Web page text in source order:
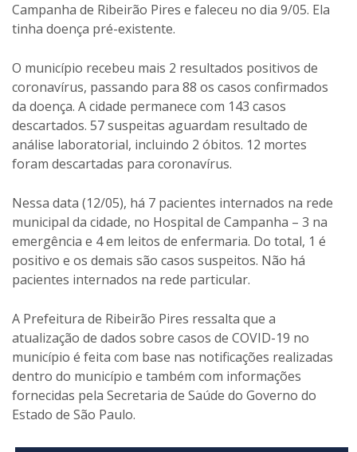
Campanha de Ribeirão Pires e faleceu no dia 9/05. Ela
tinha doença pré-existente.
O município recebeu mais 2 resultados positivos de
coronavírus, passando para 88 os casos confirmados
da doença. A cidade permanece com 143 casos
descartados. 57 suspeitas aguardam resultado de
análise laboratorial, incluindo 2 óbitos. 12 mortes
foram descartadas para coronavírus.
Nessa data (12/05), há 7 pacientes internados na rede
municipal da cidade, no Hospital de Campanha – 3 na
emergência e 4 em leitos de enfermaria. Do total, 1 é
positivo e os demais são casos suspeitos. Não há
pacientes internados na rede particular.
A Prefeitura de Ribeirão Pires ressalta que a
atualização de dados sobre casos de COVID-19 no
município é feita com base nas notificações realizadas
dentro do município e também com informações
fornecidas pela Secretaria de Saúde do Governo do
Estado de São Paulo.